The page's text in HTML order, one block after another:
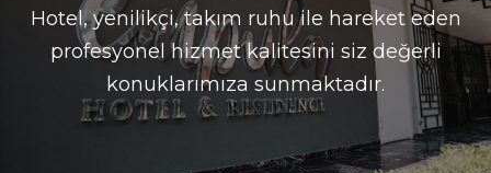
Hotel, yenilikçi, takım ruhu ile hareket eden
profesyonel hizmet kalitesini siz değerli
konuklarımıza sunmaktadır.